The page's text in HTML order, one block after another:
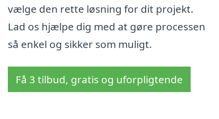
vælge den rette løsning for dit projekt.
Lad os hjælpe dig med at gøre processen
så enkel og sikker som muligt.
Få 3 tilbud, gratis og uforpligtende